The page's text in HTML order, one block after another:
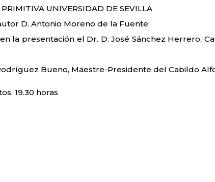
PRIMITIVA UNIVERSIDAD DE SEVILLA
D. Antonio Moreno de la Fuente
la presentación el Dr. D. José Sánchez Herrero,
Bueno, Maestre-Presidente del Cabildo
19.30 horas